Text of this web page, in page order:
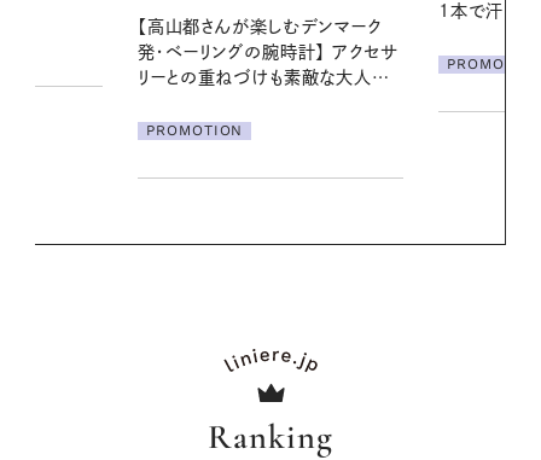
PROMOTION
に過ごす私
Ranking